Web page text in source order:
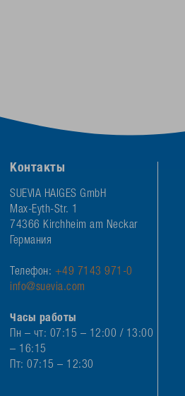
Контакты
SUEVIA HAIGES GmbH
Max-Eyth-Str. 1
74366 Kirchheim am Neckar
Германия
Телефон: +49 7143 971-0
info@suevia.com
Часы работы
Пн – чт: 07:15 – 12:00 / 13:00
– 16:15
Пт: 07:15 – 12:30